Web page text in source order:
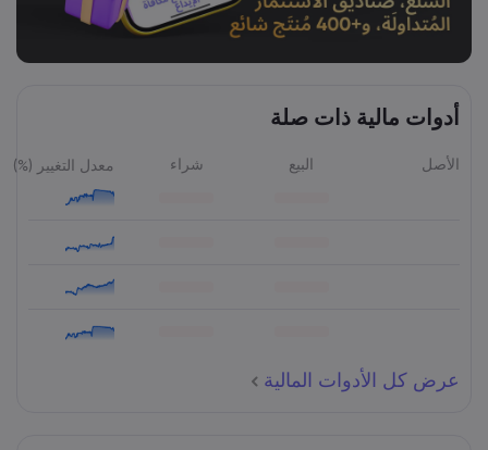
أدوات مالية ذات صلة
الأصل البيع شراء معدل التغيير (%)
عرض كل الأدوات المالية